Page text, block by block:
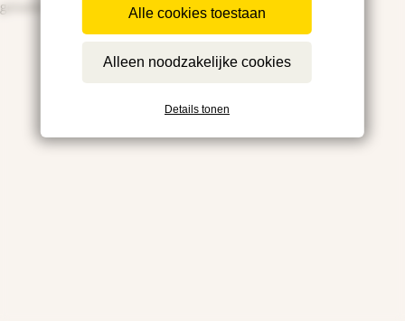
Alle cookies toestaan
Alleen noodzakelijke cookies
Details tonen
geladen...